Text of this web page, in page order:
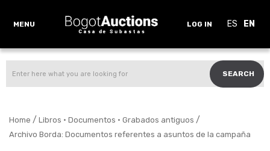
MENU LOG IN ES EN
SEARCH
Home / Libros · Documentos · Grabados antiguos /
Archivo Borda: Documentos referentes a asuntos de la campaña